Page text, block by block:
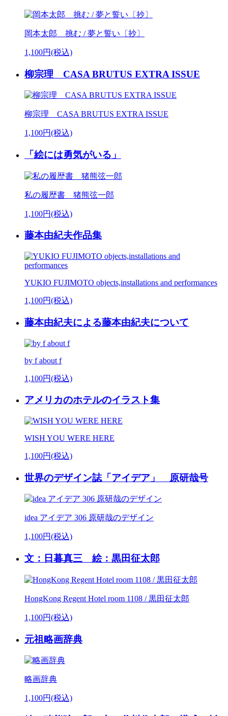
岡本太郎 挑む / 夢と誓い〔抄〕
1,100円(税込)
柳宗理 CASA BRUTUS EXTRA ISSUE
柳宗理 CASA BRUTUS EXTRA ISSUE
1,100円(税込)
「絵には勇気がいる」
私の履歴書 猪熊弦一郎
1,100円(税込)
藤本由紀夫作品集
YUKIO FUJIMOTO objects,installations and performances
1,100円(税込)
藤本由紀夫による藤本由紀夫について
by f about f
1,100円(税込)
アメリカのホテルのイラスト集
WISH YOU WERE HERE
1,100円(税込)
世界のデザイン誌「アイデア」 原研哉号
idea アイデア 306 原研哉のデザイン
1,100円(税込)
文：日暮真三 絵：黒田征太郎
HongKong Regent Hotel room 1108 / 黒田征太郎
1,100円(税込)
元祖略画辞典
略画辞典
1,100円(税込)